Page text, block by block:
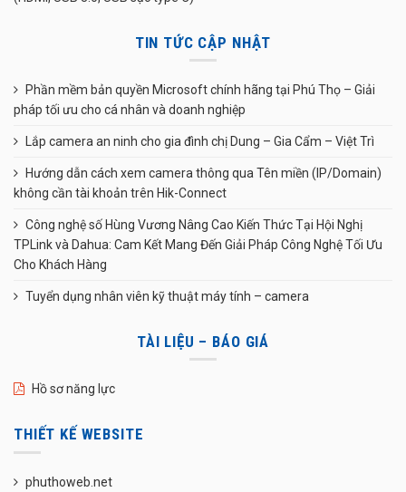
TIN TỨC CẬP NHẬT
Phần mềm bản quyền Microsoft chính hãng tại Phú Thọ – Giải
pháp tối ưu cho cá nhân và doanh nghiệp
Lắp camera an ninh cho gia đình chị Dung – Gia Cẩm – Việt Trì
Hướng dẫn cách xem camera thông qua Tên miền (IP/Domain)
không cần tài khoản trên Hik-Connect
Công nghệ số Hùng Vương Nâng Cao Kiến Thức Tại Hội Nghị
TPLink và Dahua: Cam Kết Mang Đến Giải Pháp Công Nghệ Tối Ưu
Cho Khách Hàng
Tuyển dụng nhân viên kỹ thuật máy tính – camera
TÀI LIỆU – BÁO GIÁ
Hồ sơ năng lực
THIẾT KẾ WEBSITE
phuthoweb.net